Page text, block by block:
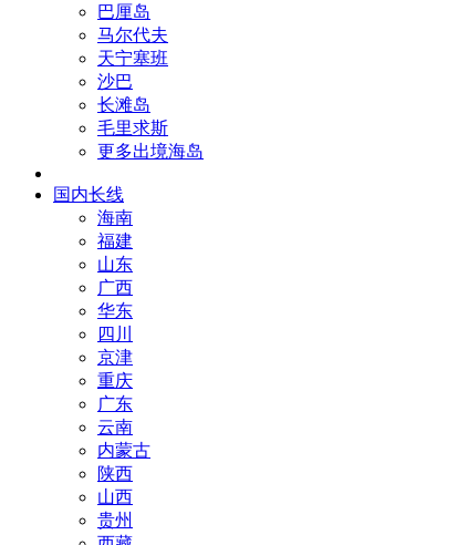
巴厘岛
马尔代夫
天宁塞班
沙巴
长滩岛
毛里求斯
更多出境海岛
国内长线
海南
福建
山东
广西
华东
四川
京津
重庆
广东
云南
内蒙古
陕西
山西
贵州